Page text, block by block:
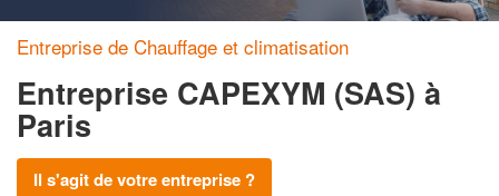
Entreprise de Chauffage et climatisation
Entreprise CAPEXYM (SAS) à
Paris
Il s'agit de votre entreprise ?